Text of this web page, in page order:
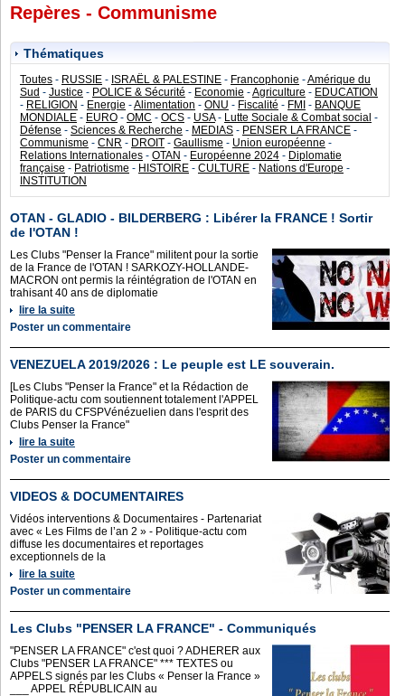
Repères - Communisme
Thématiques
Toutes - RUSSIE - ISRAËL & PALESTINE - Francophonie -Amérique du
Sud - Justice - POLICE & Sécurité - Economie -Agriculture - EDUCATION
- RELIGION - Energie -Alimentation - ONU - Fiscalité - FMI - BANQUE
MONDIALE - EURO - OMC - OCS - USA- Lutte Sociale & Combat social -
Défense - Sciences & Recherche - MEDIAS - PENSER LA FRANCE -
Communisme - CNR - DROIT - Gaullisme - Union européenne -
Relations Internationales - OTAN - Européenne 2024 - Diplomatie
française - Patriotisme - HISTOIRE - CULTURE - Nations d'Europe -
INSTITUTION
OTAN - GLADIO - BILDERBERG : Libérer la FRANCE ! Sortir
de l'OTAN !
Les Clubs "Penser la France" militent pour la sortie
de la France de l'OTAN ! SARKOZY-HOLLANDE-
MACRON ont permis la réintégration de l'OTAN en
trahisant 40 ans de diplomatie
lire la suite
Poster un commentaire
VENEZUELA 2019/2026 : Le peuple est LE souverain.
[Les Clubs "Penser la France" et la Rédaction de
Politique-actu com soutiennent totalement l'APPEL
de PARIS du CFSPVénézuelien dans l'esprit des
Clubs Penser la France"
lire la suite
Poster un commentaire
VIDEOS & DOCUMENTAIRES
Vidéos interventions & Documentaires - Partenariat
avec « Les Films de l’an 2 » - Politique-actu com
diffuse les documentaires et reportages
exceptionnels de la
lire la suite
Poster un commentaire
Les Clubs "PENSER LA FRANCE" - Communiqués
"PENSER LA FRANCE" c'est quoi ? ADHERER aux
Clubs "PENSER LA FRANCE" *** TEXTES ou
APPELS signés par les Clubs « Penser la France »
___ APPEL RÉPUBLICAIN au